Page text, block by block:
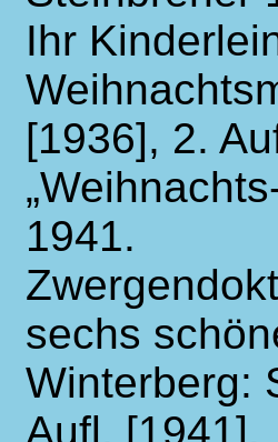
Ihr
[1936], 2.
1941.
sechs
Winterberg:
Aufl. [1941].